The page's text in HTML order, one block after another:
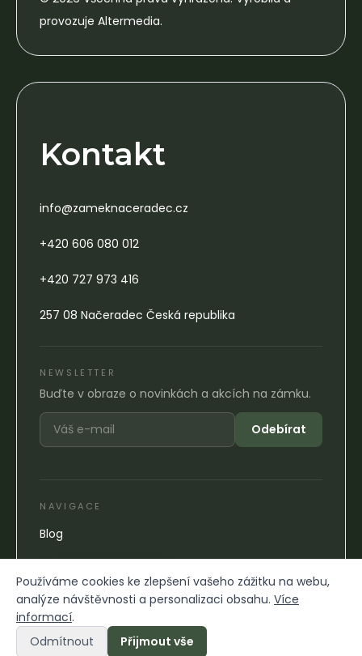
provozuje Altermedia.
Kontakt
info@zameknaceradec.cz
+420 606 080 012
+420 727 973 416
257 08 Načeradec Česká republika
NEWSLETTER
Buďte v obraze o novinkách a akcích na zámku.
Odebírat
NAVIGACE
Blog
Používáme cookies ke zlepšení vašeho zážitku na webu,
analýze návštěvnosti a personalizaci obsahu. Více
informací.
Odmítnout
Přijmout vše